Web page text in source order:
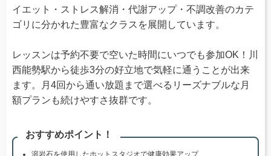
イエット・ストレス解消・代謝アップ・不調改善のカテ
ゴリに分かれた豊富なクラスを展開しています。
レッスンは予約不要で空いた時間にいつでも参加OK！川
西能勢駅から徒歩3分の好立地で気軽に通うことが出来
ます。月4回から通い放題まで選べるリーズナブルな月
額プランも続けやすさ抜群です。
おすすめポイント！